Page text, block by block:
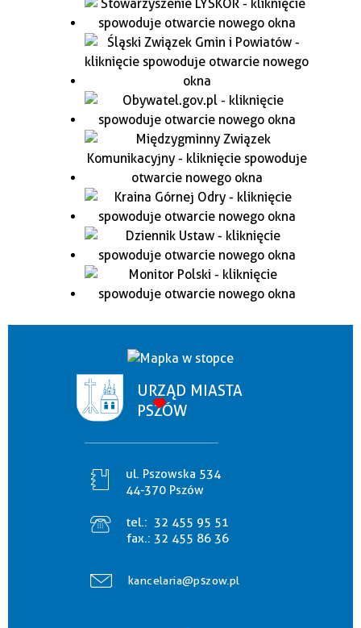
URZĄD MIASTA
PSZÓW
ul. Pszowska 534
44-370 Pszów
tel.: 32 455 95 51
fax.: 32 455 86 36
kancelaria@pszow.pl